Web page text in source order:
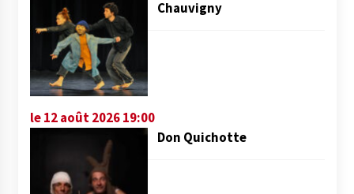
Chauvigny
le 12 août 2026 19:00
Don Quichotte